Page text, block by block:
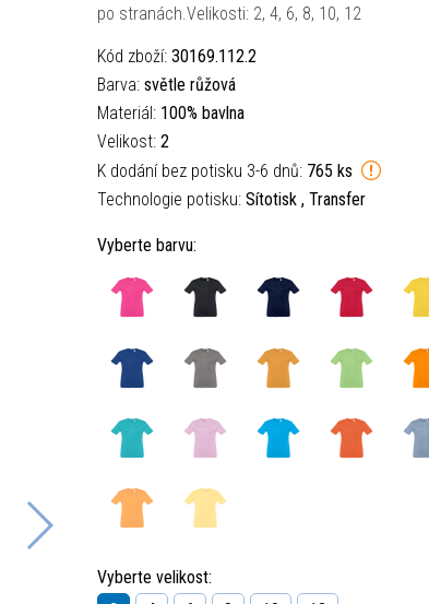
po stranách.Velikosti: 2, 4, 6, 8, 10, 12
Kód zboží: 30169.112.2
Barva: světle růžová
Materiál: 100% bavlna
Velikost: 2
K dodání bez potisku 3-6 dnů: 765 ks
Technologie potisku: Sítotisk , Transfer
Vyberte barvu:
Vyberte velikost: